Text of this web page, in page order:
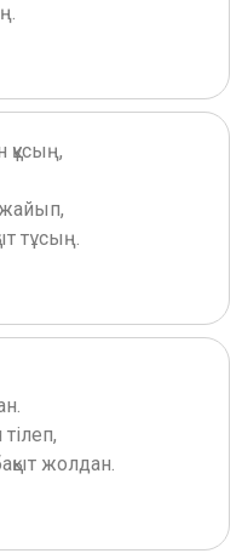
құсың,
жайып,
тұсың.
жолдан.